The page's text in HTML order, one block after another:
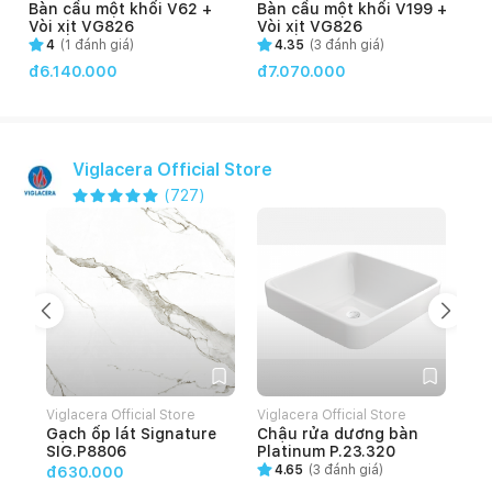
Bàn cầu một khối V62 +
Vòi xịt VG826
4 (1 đánh giá)
đ6.140.000
Bàn cầu một khối V199 +
Vòi xịt VG826
4.35 (3 đánh giá)
đ7.070.000
Viglacera Official Store
(727)
Viglacera Official Store
Gạch ốp lát Signature
SIG.P8806
đ630.000
Viglacera Official Store
Chậu rửa dương bàn
Platinum P.23.320
4.65 (3 đánh giá)